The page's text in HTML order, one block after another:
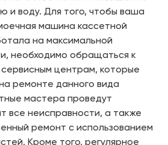
и воду. Для того, чтобы ваша
машина кассетной
на максимальной
необходимо обращаться к
центрам, которые
ремонте данного вида
мастера проведут
все неисправности, а также
ремонт с использованием
Кроме того, регулярное